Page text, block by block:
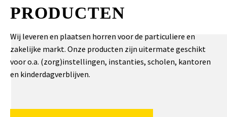
PRODUCTEN
Wij leveren en plaatsen horren voor de particuliere en
zakelijke markt. Onze producten zijn uitermate geschikt
voor o.a. (zorg)instellingen, instanties, scholen, kantoren
en kinderdagverblijven.